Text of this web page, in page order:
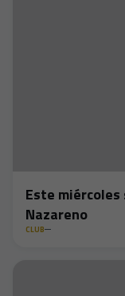
Este
Nazareno
CLUB